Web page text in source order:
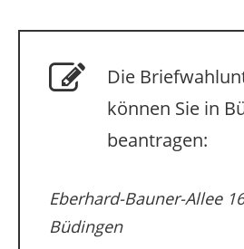
Die
können Sie in
beantragen:
Eberhard-Bauner-Allee
Büdingen